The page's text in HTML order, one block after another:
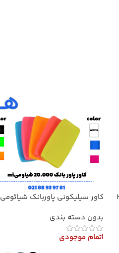
کاور سیلیکونی پاوربانک شیائومی
بدون دسته بندی
اتمام موجودی